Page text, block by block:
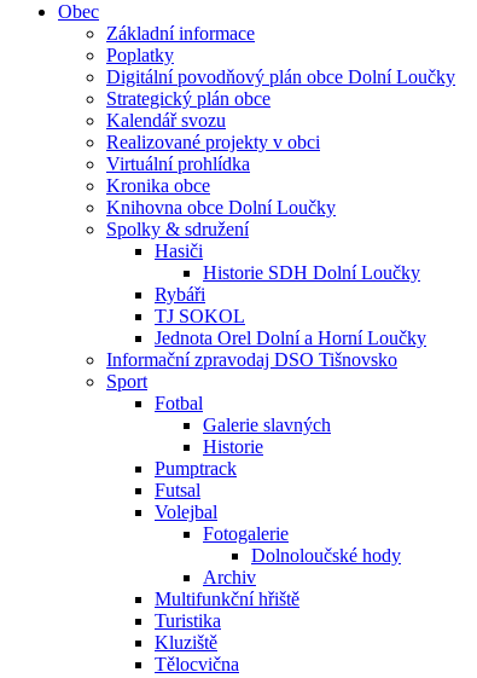
Obec
Základní informace
Poplatky
Digitální povodňový plán obce Dolní Loučky
Strategický plán obce
Kalendář svozu
Realizované projekty v obci
Virtuální prohlídka
Kronika obce
Knihovna obce Dolní Loučky
Spolky & sdružení
Hasiči
Historie SDH Dolní Loučky
Rybáři
TJ SOKOL
Jednota Orel Dolní a Horní Loučky
Informační zpravodaj DSO Tišnovsko
Sport
Fotbal
Galerie slavných
Historie
Pumptrack
Futsal
Volejbal
Fotogalerie
Dolnoloučské hody
Archiv
Multifunkční hřiště
Turistika
Kluziště
Tělocvična